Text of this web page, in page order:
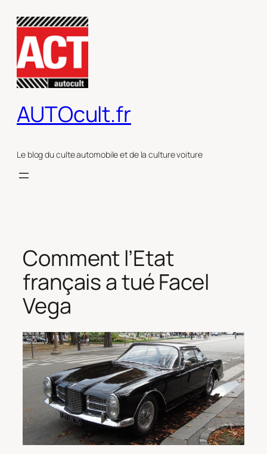
contenu
AUTOcult.fr
Le blog du culte automobile et de la culture voiture
Comment l’Etat
français a tué Facel
Vega